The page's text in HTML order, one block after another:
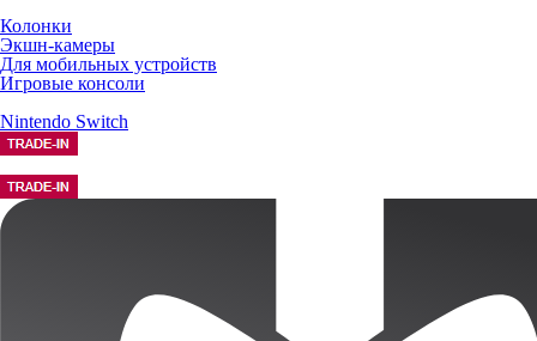
Колонки
Экшн-камеры
Для мобильных устройств
Игровые консоли
Nintendo Switch